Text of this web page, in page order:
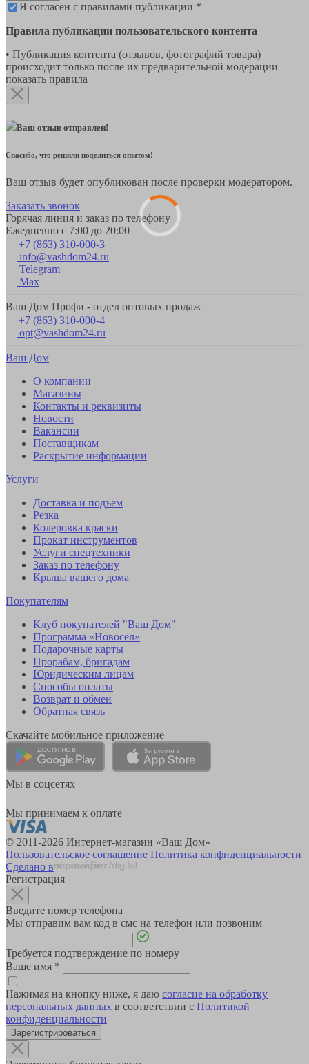
Я согласен с правилами публикации *
Правила публикации пользовательского контента
• Публикация контента (отзывов, фотографий товара)
происходит только после их предварительной модерации
показать правила
Ваш отзыв отправлен!
Спасибо, что решили поделиться опытом!
Ваш отзыв будет опубликован после проверки модератором.
Заказать звонок
Горячая линия и заказ по телефону
Ежедневно с 7:00 до 20:00
+7 (863) 310-000-3
info@vashdom24.ru
Telegram
Max
Ваш Дом Профи - отдел оптовых продаж
+7 (863) 310-000-4
opt@vashdom24.ru
Ваш Дом
О компании
Магазины
Контакты и реквизиты
Новости
Вакансии
Поставщикам
Раскрытие информации
Услуги
Доставка и подъем
Резка
Колеровка краски
Прокат инструментов
Услуги спецтехники
Заказ по телефону
Крыша вашего дома
Покупателям
Клуб покупателей "Ваш Дом"
Программа «Новосёл»
Подарочные карты
Прорабам, бригадам
Юридическим лицам
Способы оплаты
Возврат и обмен
Обратная связь
Скачайте мобильное приложение
Мы в соцсетях
Мы принимаем к оплате
© 2011-2026 Интернет-магазин «Ваш Дом»
Пользовательское соглашение Политика конфиденциальности
Сделано в
Регистрация
Введите номер телефона
Мы отправим вам код в смс на телефон или позвоним
Требуется подтверждение по номеру
Ваше имя *
Нажимая на кнопку ниже, я даю согласие на обработку
персональных данных в соответствии с Политикой
конфиденциальности
Зарегистрироваться